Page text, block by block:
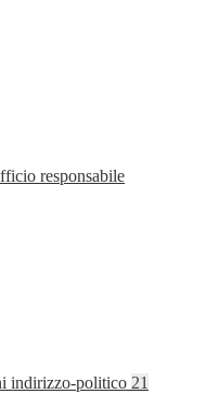
responsabile
indirizzo-politico 21